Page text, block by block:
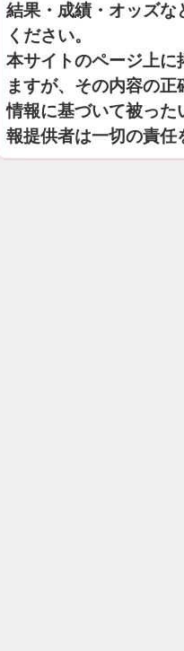
結果・成績・オッズな
ください。
本サイトのページ上に
ますが、その内容の
情報に基づいて被っ
報提供者は一切の責任